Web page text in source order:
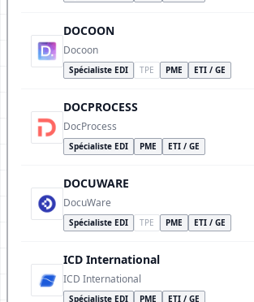
DOCOON
Docoon
Spécialiste EDI TPE PME ETI / GE
DOCPROCESS
DocProcess
Spécialiste EDI PME ETI / GE
DOCUWARE
DocuWare
Spécialiste EDI TPE PME ETI / GE
ICD International
ICD International
Spécialiste EDI PME ETI / GE